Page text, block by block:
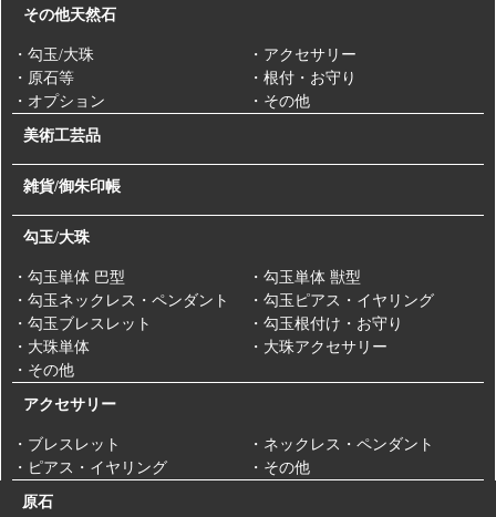
その他天然石
・勾玉/大珠
・アクセサリー
・原石等
・根付・お守り
・オプション
・その他
美術工芸品
雑貨/御朱印帳
勾玉/大珠
・勾玉単体 巴型
・勾玉単体 獣型
・勾玉ネックレス・ペンダント
・勾玉ピアス・イヤリング
・勾玉ブレスレット
・勾玉根付け・お守り
・大珠単体
・大珠アクセサリー
・その他
アクセサリー
・ブレスレット
・ネックレス・ペンダント
・ピアス・イヤリング
・その他
原石